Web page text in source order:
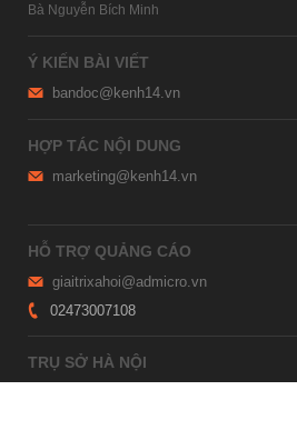
Bà Nguyễn Bích Minh
Ý KIẾN BÀI VIẾT
bandoc@kenh14.vn
HỢP TÁC NỘI DUNG
marketing@kenh14.vn
HỖ TRỢ QUẢNG CÁO
giaitrixahoi@admicro.vn
02473007108
TRỤ SỞ HÀ NỘI